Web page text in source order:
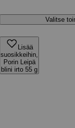
Valitse
Lisää
suosikkeihin,
Porin Leipä
blini irto 55 g